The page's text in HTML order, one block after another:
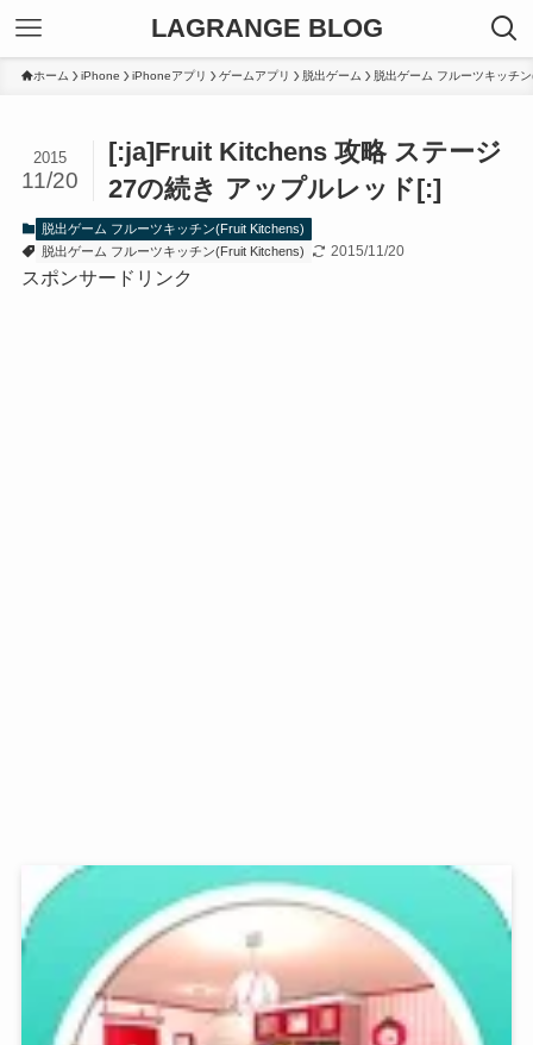
LAGRANGE BLOG
ホーム iPhone iPhoneアプリ ゲームアプリ 脱出ゲーム 脱出ゲーム フルーツキッチ
[:ja]Fruit Kitchens 攻略 ステージ
27の続き アップルレッド[:]
2015
11/20
脱出ゲーム フルーツキッチン(Fruit Kitchens)
脱出ゲーム フルーツキッチン(Fruit Kitchens)
2015/11/20
スポンサードリンク